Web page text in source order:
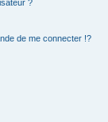
?
de me connecter !?